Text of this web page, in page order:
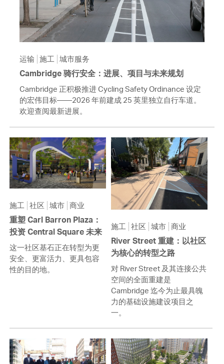
运输 施工 城市服务
Cambridge 骑行安全：进展、项目与未来规划
Cambridge 正积极推进 Cycling Safety Ordinance 设定
的宏伟目标——2026 年前建成 25 英里独立自行车道。
欢迎查阅最新进展。
施工 社区 城市 商业
重塑 Carl Barron Plaza：
投资 Central Square 未来
这一社区基石正在转型为更
安全、更富活力、更具包容
性的目的地。
施工 社区 城市 商业
River Street 重建：以社区
为核心的转型之路
对 River Street 及其连接公共
空间的全面重建是
Cambridge 迄今为止最具魄
力的基础设施建设项目之
一。